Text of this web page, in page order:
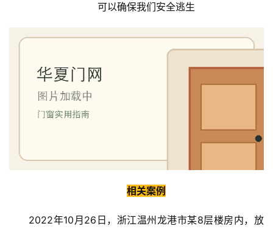
可以确保我们安全逃生
相关案例
2022年10月26日，浙江温州龙港市某8层楼房内，放